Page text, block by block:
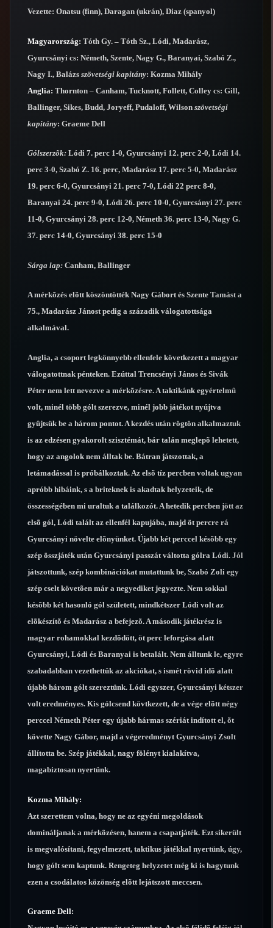
Vezette: Onatsu (finn), Daragan (ukrán), Diaz (spanyol)
Magyarország: Tóth Gy. – Tóth Sz., Lódi, Madarász,
Gyurcsányi cs: Németh, Szente, Nagy G., Baranyai, Szabó Z.,
Nagy I., Balázs szövetségi kapitány: Kozma Mihály
Anglia: Thornton – Canham, Tucknott, Follett, Colley cs: Gill,
Ballinger, Sikes, Budd, Joryeff, Pudaloff, Wilson szövetségi
kapitány: Graeme Dell
Gólszerzõk: Lódi 7. perc 1-0, Gyurcsányi 12. perc 2-0, Lódi 14.
perc 3-0, Szabó Z. 16. perc, Madarász 17. perc 5-0, Madarász
19. perc 6-0, Gyurcsányi 21. perc 7-0, Lódi 22 perc 8-0,
Baranyai 24. perc 9-0, Lódi 26. perc 10-0, Gyurcsányi 27. perc
11-0, Gyurcsányi 28. perc 12-0, Németh 36. perc 13-0, Nagy G.
37. perc 14-0, Gyurcsányi 38. perc 15-0
Sárga lap: Canham, Ballinger
A mérkõzés elõtt köszöntötték Nagy Gábort és Szente Tamást a
75., Madarász Jánost pedig a századik válogatottsága
alkalmával.
Anglia, a csoport legkönnyebb ellenfele következett a magyar
válogatottnak pénteken. Ezúttal Trencsényi János és Sivák
Péter nem lett nevezve a mérkõzésre. A taktikánk egyértelmû
volt, minél több gólt szerezve, minél jobb játékot nyújtva
gyûjtsük be a három pontot. A kezdés után rögtön alkalmaztuk
is az edzésen gyakorolt szisztémát, bár talán meglepõ lehetett,
hogy az angolok nem álltak be. Bátran játszottak, a
letámadással is próbálkoztak. Az elsõ tíz percben voltak ugyan
apróbb hibáink, s a briteknek is akadtak helyzeteik, de
összességében mi uraltuk a találkozót. A hetedik percben jött az
elsõ gól, Lódi talált az ellenfél kapujába, majd öt percre rá
Gyurcsányi növelte elõnyünket. Újabb két perccel késõbb egy
szép összjáték után Gyurcsányi passzát váltotta gólra Lódi. Jól
játszottunk, szép kombinációkat mutattunk be, Szabó Zoli egy
szép cselt követõen már a negyediket jegyezte. Nem sokkal
késõbb két hasonló gól született, mindkétszer Lódi volt az
elõkészítõ és Madarász a befejezõ. A második játékrész is
magyar rohamokkal kezdõdött, öt perc leforgása alatt
Gyurcsányi, Lódi és Baranyai is betalált. Nem álltunk le, egyre
szabadabban vezethettük az akciókat, s ismét rövid idõ alatt
újabb három gólt szereztünk. Lódi egyszer, Gyurcsányi kétszer
volt eredményes. Kis gólcsend kövtkezett, de a vége elõtt négy
perccel Németh Péter egy újabb hármas szériát indított el, õt
követte Nagy Gábor, majd a végeredményt Gyurcsányi Zsolt
állította be. Szép játékkal, nagy fölényt kialakítva,
magabiztosan nyertünk.
Kozma Mihály:
Azt szerettem volna, hogy ne az egyéni megoldások
domináljanak a mérkõzésen, hanem a csapatjáték. Ezt sikerült
is megvalósítani, fegyelmezett, taktikus játékkal nyertünk, úgy,
hogy gólt sem kaptunk. Rengeteg helyzetet még ki is hagytunk
ezen a csodálatos közönség elõtt lejátszott meccsen.
Graeme Dell: